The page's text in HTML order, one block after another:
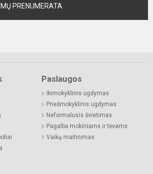
PRENUMERATA
Paslaugos
Ikimokyklinis ugdymas
Priešmokyklinis ugdymas
Neformalusis švietimas
Pagalba mokiniams ir tėvams
Vaikų maitinimas